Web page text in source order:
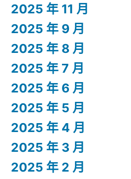
2025 年 11 月
2025 年 9 月
2025 年 8 月
2025 年 7 月
2025 年 6 月
2025 年 5 月
2025 年 4 月
2025 年 3 月
2025 年 2 月